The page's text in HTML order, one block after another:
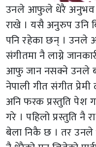
उनले आफुले धेरै अनुभव
राखे । यसै अनुरुप उनि
पनि रहेका छन् । उनले
संगीतमा नै लाग्ने
आफु जान नसक्ने उनले
नेपाली गीत संगीत प्रेमी
अनि फरक प्रस्तुति पेश
गरे । पहिलो प्रस्तुति नै
बेला निकै छ । तर उनले